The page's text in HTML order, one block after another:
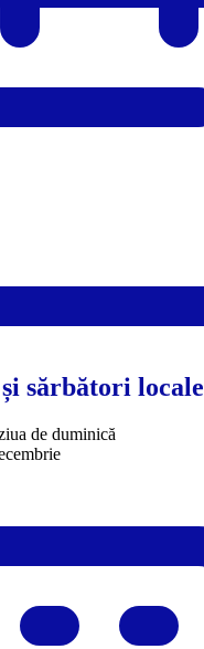
sărbători locale
de duminică